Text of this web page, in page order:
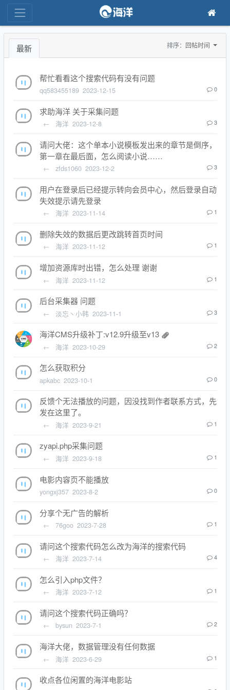
最新 排序： 回帖时间
帮忙看看这个搜索代码有没有问题
qq583455189 2023-12-15 0
求助海洋 关于采集问题
← 海洋 2023-12-8 3
请问大佬：这个单本小说模板发出来的章节是倒序，
第一章在最后面，怎么阅读小说……
← zfds1060 2023-12-2 3
用户在登录后已经提示转向会员中心，然后登录自动
失效提示请先登录
← 海洋 2023-11-14 1
删除失效的数据后更改跳转首页时间
← 海洋 2023-11-12 1
增加资源库时出错，怎么处理 谢谢
← 海洋 2023-11-12 1
后台采集器 问题
← 淡忘丶小韩 2023-11-1 3
海洋CMS升级补丁:v12.9升级至v13
← 海洋 2023-10-29 2
怎么获取积分
apkabc 2023-10-1 0
反馈个无法播放的问题，因没找到作者联系方式，先
发在这里了。
← 海洋 2023-9-21 1
zyapi.php采集问题
← 海洋 2023-9-18 1
电影内容页不能播放
yongxj357 2023-8-2 0
分享个无广告的解析
← 76goo 2023-7-28 1
请问这个搜索代码怎么改为海洋的搜索代码
← 海洋 2023-7-14 4
怎么引入php文件？
← 海洋 2023-7-12 1
请问这个搜索代码正确吗？
← bysun 2023-7-1 2
海洋大佬，数据管理没有任何数据
← 海洋 2023-6-29 1
收点各位闲置的海洋电影站